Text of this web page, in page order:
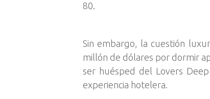
80.
Sin embargo, la cuestión
millón de dólares por dormir
ser huésped del Lovers
experiencia hotelera.